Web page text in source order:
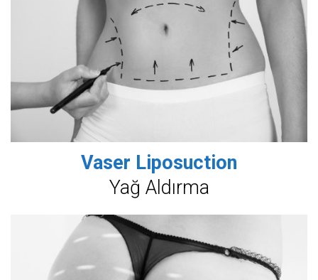
Vaser Liposuction
Yağ Aldırma